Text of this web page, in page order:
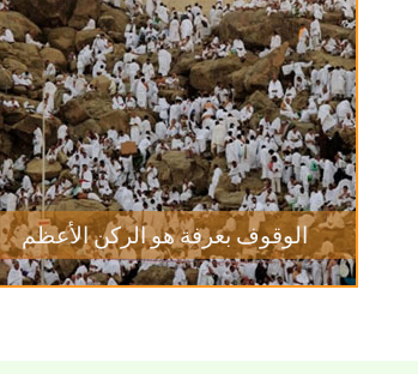
الوقوف بعرفة هو الركن الأعظم